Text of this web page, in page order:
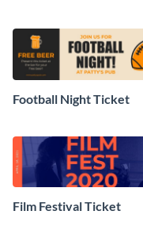
Football Night Ticket
Film Festival Ticket